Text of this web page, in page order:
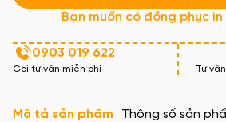
Bạn muốn có đồng phục
0903 019 622
Gọi tư vấn miễn phí Tư
Mô tả sản phẩm Thông số sản